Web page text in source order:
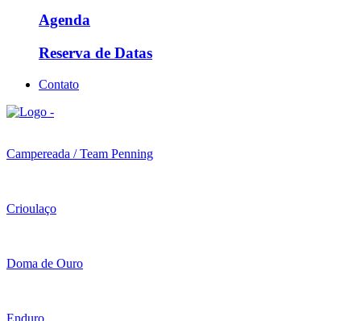
Agenda
Reserva de Datas
Contato
Campereada / Team Penning
Crioulaço
Doma de Ouro
Enduro